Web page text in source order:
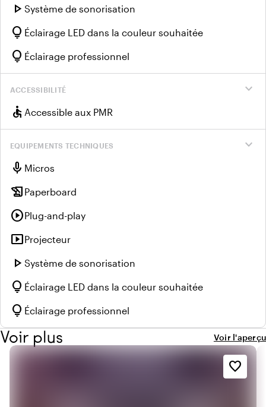
play_arrow Système de sonorisation
lightbulb Éclairage LED dans la couleur souhaitée
lightbulb Éclairage professionnel
expand_more
ACCESSIBILITÉ
accessible Accessible aux PMR
expand_more
EQUIPEMENTS TECHNIQUES
mic Micros
history_edu Paperboard
play_circlePlug-and-play
smart_displayProjecteur
play_arrow Système de sonorisation
lightbulb Éclairage LED dans la couleur souhaitée
lightbulb Éclairage professionnel
Voir plus Voir l'aperçu
favorite_border